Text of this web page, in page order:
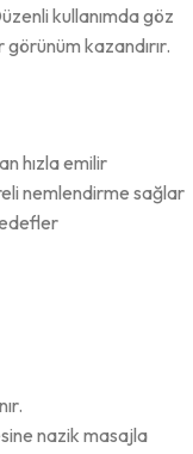
kullanımda göz
kazandırır.
hızla emilir
nemlendirme sağlar
nazik masajla